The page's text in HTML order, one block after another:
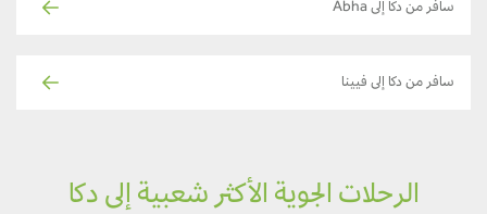
سافر من دكا إلى Abha
سافر من دكا إلى فيينا
الرحلات الجوية الأكثر شعبية إلى دكا